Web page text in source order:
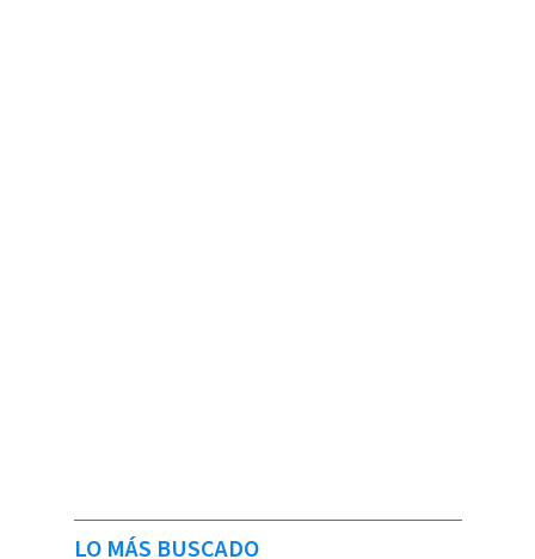
LO MÁS BUSCADO